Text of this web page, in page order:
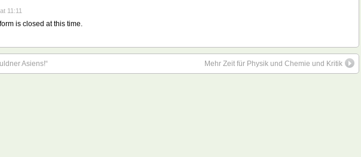
at 11:11
is closed at this time.
Asiens!“ Mehr Zeit für Physik und Chemie und Kritik